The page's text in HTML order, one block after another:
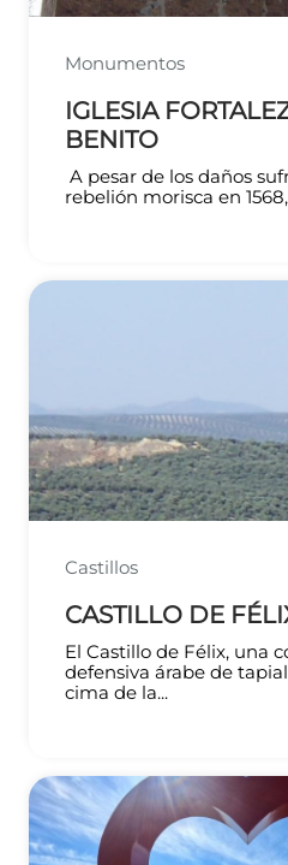
Monumentos
IGLESIA
BENITO
A pesar de los daños
rebelión morisca en
Castillos
CASTILLO DE
El Castillo de Félix, una
defensiva árabe de
cima de la...